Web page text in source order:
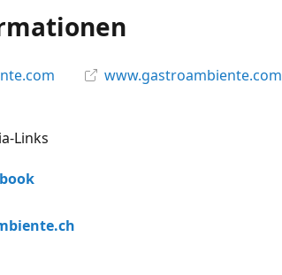
www.gastroambiente.com
Links